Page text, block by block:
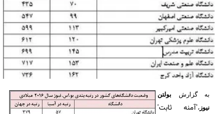
به گزارش بولتن
نیوز ،'آمنه ثابت'